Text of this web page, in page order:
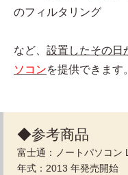
のフィルタリング
など、 設置したその日
ソコンを提供できます。
◆参考商品
富士通：ノートパソコン
年式：2013 年発売開始